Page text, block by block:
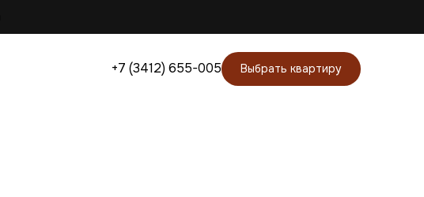
+7 (3412) 655-005 Выбрать квартиру